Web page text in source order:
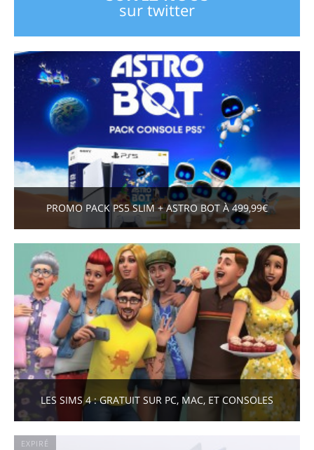
sur twitter
PROMO PACK PS5 SLIM + ASTRO BOT À 499,99€
LES SIMS 4 : GRATUIT SUR PC, MAC, ET CONSOLES
EXPIRÉ